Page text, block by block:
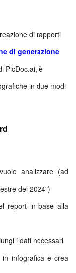
di rapporti
di generazione
PicDoc.ai, è
in due modi
analizzare (ad
del 2024")
report in base alla
i dati necessari
infografica e crea